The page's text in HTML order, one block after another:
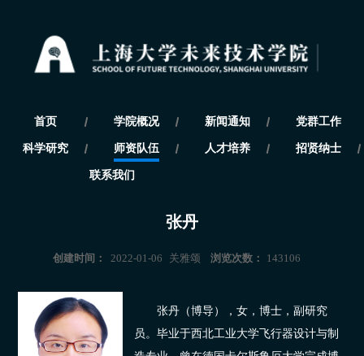
首页
学院概况
学院简介
现任领导
初衷目标
组织架构
新闻通知
新闻动态
通知公告
党群工作
科学研究
师资队伍
正高级职称
副高级职称
人才培养
招贤纳士
联系我们
张丹
创建时间： 2022-01-06 关雅颂 浏览次数： 143106
张丹（博导），女，博士，副研究
员。毕业于西北工业大学飞行器设计与制